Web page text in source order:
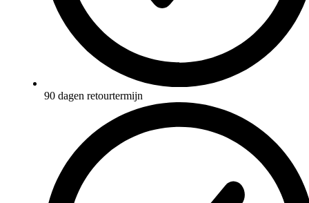
90 dagen retourtermijn